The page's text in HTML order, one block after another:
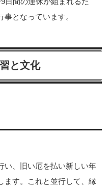
となっています。
と文化
い、旧い厄を払い新しい年
ます。これと並行して、縁